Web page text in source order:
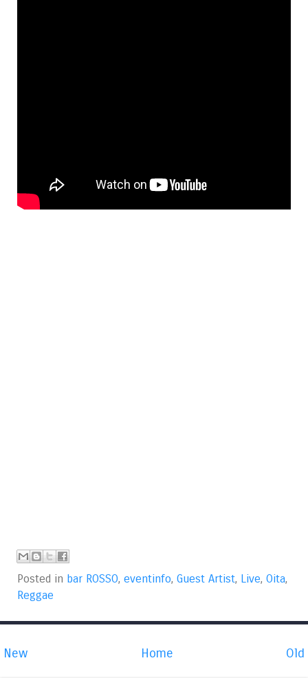
Posted in bar ROSSO, eventinfo, Guest Artist, Live, Oita,
Reggae
New Old
Home